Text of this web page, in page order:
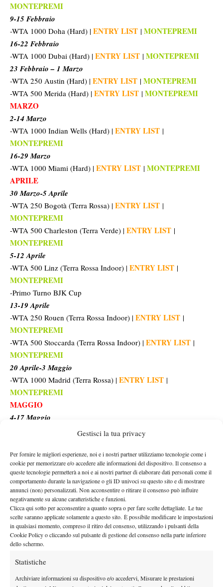
Gestisci la tua privacy
Per fornire le migliori esperienze, noi e i nostri partner utilizziamo tecnologie come i
cookie per memorizzare e/o accedere alle informazioni del dispositivo. Il consenso a
queste tecnologie permetterà a noi e ai nostri partner di elaborare dati personali come il
comportamento durante la navigazione o gli ID univoci su questo sito e di mostrare
annunci (non) personalizzati. Non acconsentire o ritirare il consenso può influire
negativamente su alcune caratteristiche e funzioni.
Clicca qui sotto per acconsentire a quanto sopra o per fare scelte dettagliate. Le tue
scelte saranno applicate solamente a questo sito. È possibile modificare le impostazioni
in qualsiasi momento, compreso il ritiro del consenso, utilizzando i pulsanti della
Cookie Policy o cliccando sul pulsante di gestione del consenso nella parte inferiore
dello schermo.
Statistiche
Archiviare informazioni su dispositivo e/o accedervi, Misurare le prestazioni
MONTEPREMI
9-15 Febbraio
-WTA 1000 Doha (Hard) | ENTRY LIST | MONTEPREMI
16-22 Febbraio
-WTA 1000 Dubai (Hard) | ENTRY LIST | MONTEPREMI
23 Febbraio – 1 Marzo
-WTA 250 Austin (Hard) | ENTRY LIST | MONTEPREMI
-WTA 500 Merida (Hard) | ENTRY LIST | MONTEPREMI
MARZO
2-14 Marzo
-WTA 1000 Indian Wells (Hard) | ENTRY LIST |
MONTEPREMI
16-29 Marzo
-WTA 1000 Miami (Hard) | ENTRY LIST | MONTEPREMI
APRILE
30 Marzo-5 Aprile
-WTA 250 Bogotà (Terra Rossa) | ENTRY LIST |
MONTEPREMI
-WTA 500 Charleston (Terra Verde) | ENTRY LIST |
MONTEPREMI
5-12 Aprile
-WTA 500 Linz (Terra Rossa Indoor) | ENTRY LIST |
MONTEPREMI
-Primo Turno BJK Cup
13-19 Aprile
-WTA 250 Rouen (Terra Rossa Indoor) | ENTRY LIST |
MONTEPREMI
-WTA 500 Stoccarda (Terra Rossa Indoor) | ENTRY LIST |
MONTEPREMI
20 Aprile-3 Maggio
-WTA 1000 Madrid (Terra Rossa) | ENTRY LIST |
MONTEPREMI
MAGGIO
4-17 Maggio
-WTA 1000 Roma (Terra Rossa) | ENTRY LIST
17-23 Maggio
-WTA 250 Rabat (Terra Rossa) |ENTRY LIST|
MONTEPREMI
-WTA 500 Strasburgo (Terra Rossa) |ENTRY LIST|
MONTEPREMI
24 Maggio-7 Giugno
-Roland Garros (Terra Rossa) |ENTRY LIST|MONTEPREMI
GIUGNO
-WTA 250 Hertogenbosch (Erba) |
MONTEPREMI